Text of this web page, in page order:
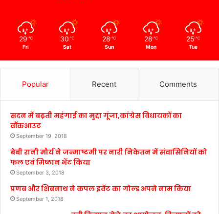
29 ℃
Fri
30 ℃
Sat
28 ℃
Sun
28 ℃
Mon
25 ℃
Tue
Popular Recent Comments
सदन में बढ़ती महंगाई का मुद्दा गूंजा,कांग्रेस विधायकों का
वॉकआउट
September 19, 2018
बेबी रानी मौर्य ने जन्माष्टमी पर नारी निकेतन में संवासिनियों को
फल एवं मिष्ठान भेंट किया
September 3, 2018
प्रणब और शिबनाथ ने कपल इवेंट का गोल्ड अपने नाम किया
September 1, 2018